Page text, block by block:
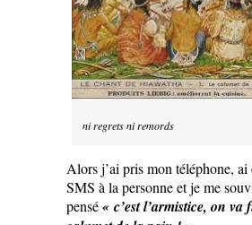
ni regrets ni remords
Alors j’ai pris mon téléphone, ai
SMS à la personne et je me
pensé« c’est l’armistice, on va